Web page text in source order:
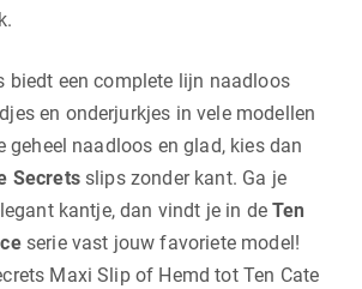
biedt een complete lijn naadloos
en onderjurkjes in vele modellen
geheel naadloos en glad, kies dan
Secretsslips zonder kant. Ga je
kantje, dan vindt je in deTen
serie vast jouw favoriete model!
Maxi Slip of Hemd tot Ten Cate